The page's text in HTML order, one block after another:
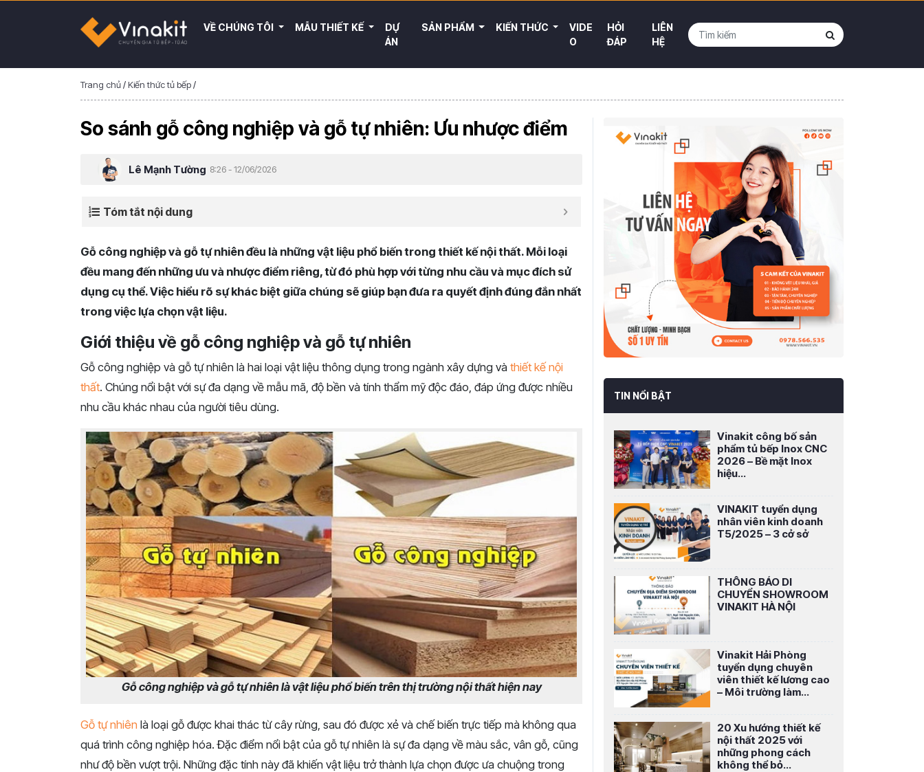
VỀ CHÚNG TÔI MẪU THIẾT KẾ
DỰ
ÁN
SẢN PHẨM KIẾN THỨC
VIDE
O
HỎI
ĐÁP
LIÊN
HỆ
Trang chủ/Kiến thức tủ bếp/
So sánh gỗ công nghiệp và gỗ tự nhiên: Ưu nhược điểm
Lê Mạnh Tường 8:26 - 12/06/2026
Tóm tắt nội dung
Gỗ công nghiệp và gỗ tự nhiên đều là những vật liệu phổ biến trong thiết kế nội thất. Mỗi loại
đều mang đến những ưu và nhược điểm riêng, từ đó phù hợp với từng nhu cầu và mục đích sử
dụng cụ thể. Việc hiểu rõ sự khác biệt giữa chúng sẽ giúp bạn đưa ra quyết định đúng đắn nhất
trong việc lựa chọn vật liệu.
Giới thiệu về gỗ công nghiệp và gỗ tự nhiên
Gỗ công nghiệp và gỗ tự nhiên là hai loại vật liệu thông dụng trong ngành xây dựng và thiết kế nội
thất. Chúng nổi bật với sự đa dạng về mẫu mã, độ bền và tính thẩm mỹ độc đáo, đáp ứng được nhiều
nhu cầu khác nhau của người tiêu dùng.
Gỗ công nghiệp và gỗ tự nhiên là vật liệu phổ biến trên thị trường nội thất hiện nay
Gỗ tự nhiên là loại gỗ được khai thác từ cây rừng, sau đó được xẻ và chế biến trực tiếp mà không qua
quá trình công nghiệp hóa. Đặc điểm nổi bật của gỗ tự nhiên là sự đa dạng về màu sắc, vân gỗ, cũng
như độ bền vượt trội. Những đặc tính này đã khiến vật liệu trở thành lựa chọn được ưa chuộng trong
TIN NỔI BẬT
Vinakit công bố sản
phẩm tủ bếp Inox CNC
2026 – Bề mặt Inox
hiệu...
VINAKIT tuyển dụng
nhân viên kinh doanh
T5/2025 – 3 cở sở
THÔNG BÁO DI
CHUYỂN SHOWROOM
VINAKIT HÀ NỘI
Vinakit Hải Phòng
tuyển dụng chuyên
viên thiết kế lương cao
– Môi trường làm...
20 Xu hướng thiết kế
nội thất 2025 với
những phong cách
không thể bỏ...